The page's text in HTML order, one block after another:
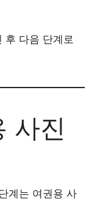
후 다음 단계로
사진
계는 여권용 사